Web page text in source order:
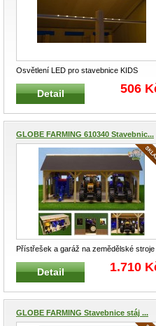
Osvětlení LED pro stavebnice KIDS
GLOBE FARMING 571976 Sada LED ...
Detail 506
GLOBE FARMING 610340 Stavebnic...
Přístřešek a garáž na zemědělské stroje
KIDS GLOBE FARMING 610340 ...
Detail 1.710
GLOBE FARMING Stavebnice stáj ...